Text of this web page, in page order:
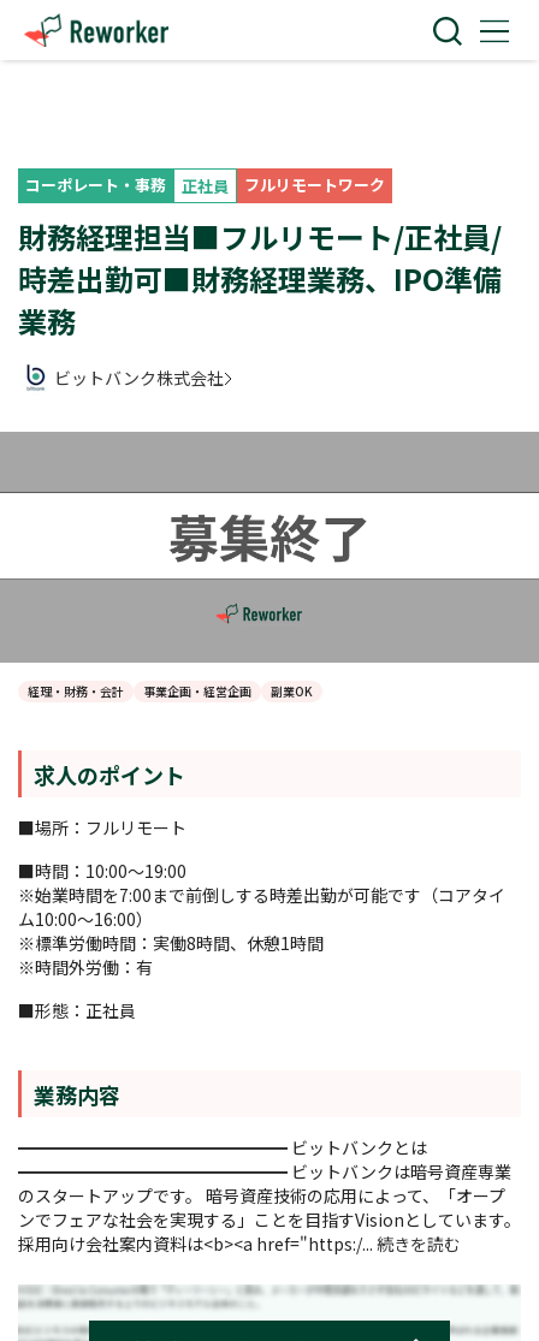
コーポレート・事務 正社員 フルリモートワーク
財務経理担当■フルリモート/正社員/
時差出勤可■財務経理業務、IPO準備
業務
ビットバンク株式会社
経理・財務・会計 事業企画・経営企画 副業OK
求人のポイント
■場所：フルリモート
■時間：10:00〜19:00
※始業時間を7:00まで前倒しする時差出勤が可能です（コアタイ
ム10:00～16:00）
※標準労働時間：実働8時間、休憩1時間
※時間外労働：有
■形態：正社員
業務内容
━━━━━━━━━━━━━━━━ ビットバンクとは
━━━━━━━━━━━━━━━━ ビットバンクは暗号資産専業
のスタートアップです。 暗号資産技術の応用によって、「オープ
ンでフェアな社会を実現する」ことを目指すVisionとしています。
採用向け会社案内資料は<b><a href="https:/... 続きを読む